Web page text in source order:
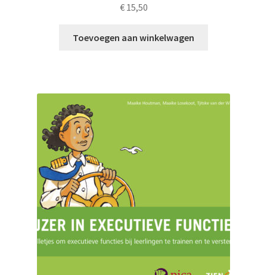
€15,50
Toevoegen aan winkelwagen